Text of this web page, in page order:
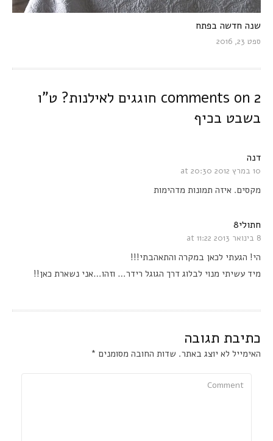
שנה חדשה בפתח
ספט 23, 2016
2 comments on
חוגגים לאילנות? ט”ו
בשבט בכיף
דנה
10 במרץ 2012 at 20:30
מקסים. איזה תמונות מדהימות
חתולי8
8 בינואר 2013 at 11:22
הי! הגעתי לכאן במקרה והתאהבתי!!!
מיד עשיתי מנוי לבלוג דרך הגוגל רידר… וזהו…אני נשארת כאן!!
כתיבת תגובה
האימייל לא יוצג באתר. שדות החובה מסומנים *
Comment